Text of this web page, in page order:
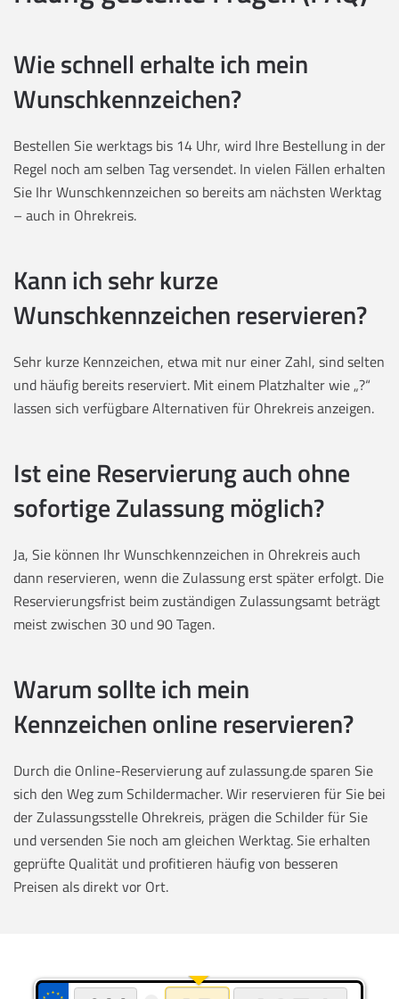
Wie schnell erhalte ich mein
Wunschkennzeichen?
Bestellen Sie werktags bis 14 Uhr, wird Ihre Bestellung in der
Regel noch am selben Tag versendet. In vielen Fällen erhalten
Sie Ihr Wunschkennzeichen so bereits am nächsten Werktag
– auch in Ohrekreis.
Kann ich sehr kurze
Wunschkennzeichen reservieren?
Sehr kurze Kennzeichen, etwa mit nur einer Zahl, sind selten
und häufig bereits reserviert. Mit einem Platzhalter wie „?“
lassen sich verfügbare Alternativen für Ohrekreis anzeigen.
Ist eine Reservierung auch ohne
sofortige Zulassung möglich?
Ja, Sie können Ihr Wunschkennzeichen in Ohrekreis auch
dann reservieren, wenn die Zulassung erst später erfolgt. Die
Reservierungsfrist beim zuständigen Zulassungsamt beträgt
meist zwischen 30 und 90 Tagen.
Warum sollte ich mein
Kennzeichen online reservieren?
Durch die Online-Reservierung auf zulassung.de sparen Sie
sich den Weg zum Schildermacher. Wir reservieren für Sie bei
der Zulassungsstelle Ohrekreis, prägen die Schilder für Sie
und versenden Sie noch am gleichen Werktag. Sie erhalten
geprüfte Qualität und profitieren häufig von besseren
Preisen als direkt vor Ort.